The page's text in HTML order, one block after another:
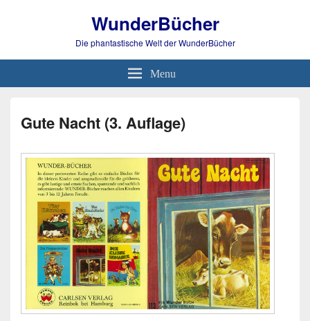
WunderBücher
Die phantastische Welt der WunderBücher
Menu
Gute Nacht (3. Auflage)